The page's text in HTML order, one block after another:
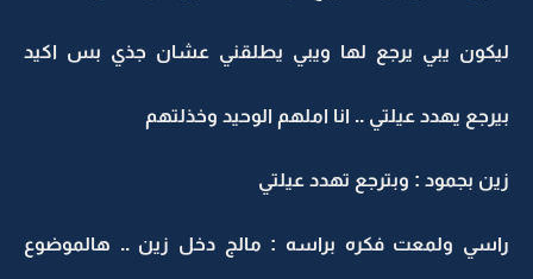
ليكون يبي يرجع لها ويبي يطلقني عشان جذي بس اكيد
بيرجع يهدد عيلتي .. انا املهم الوحيد وخذلتهم
زين بجمود : وبترجع تهدد عيلتي
راسي ولمعت فكره براسه : مالج دخل زين .. هالموضوع